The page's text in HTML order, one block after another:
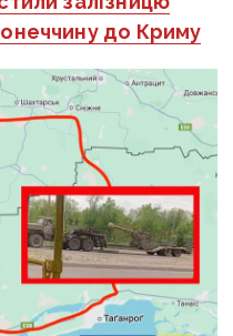
до Криму